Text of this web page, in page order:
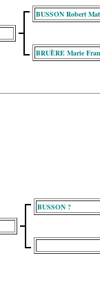
BUSSON Robert
BRUÈRE Marie
BUSSON ?